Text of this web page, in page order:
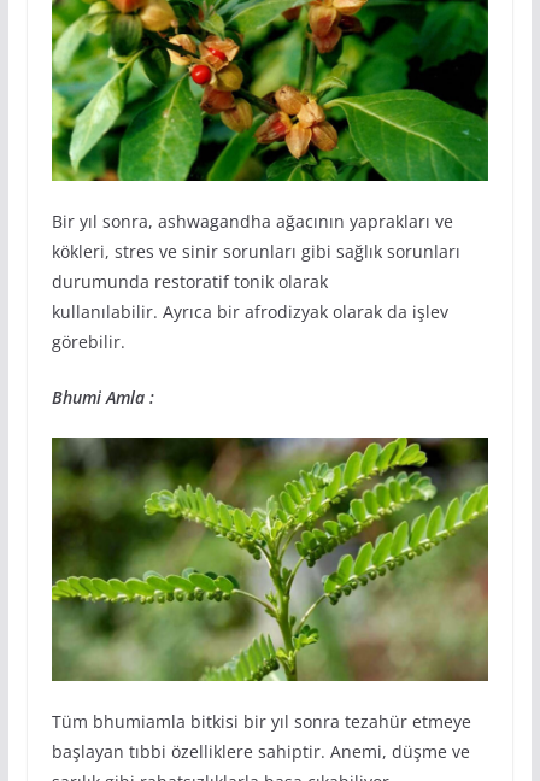
Bir yıl sonra, ashwagandha ağacının yaprakları ve
kökleri, stres ve sinir sorunları gibi sağlık sorunları
durumunda restoratif tonik olarak
kullanılabilir. Ayrıca bir afrodizyak olarak da işlev
görebilir.
Bhumi Amla :
Tüm bhumiamla bitkisi bir yıl sonra tezahür etmeye
başlayan tıbbi özelliklere sahiptir. Anemi, düşme ve